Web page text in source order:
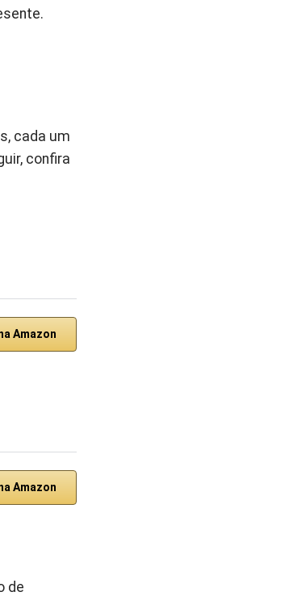
cada um
confira
Amazon
Amazon
de